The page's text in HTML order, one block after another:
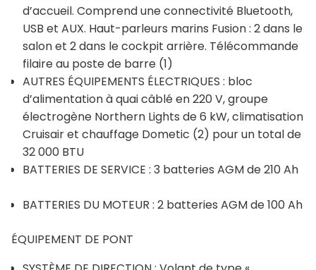
d’accueil. Comprend une connectivité Bluetooth,
USB et AUX. Haut-parleurs marins Fusion : 2 dans le
salon et 2 dans le cockpit arrière. Télécommande
filaire au poste de barre (1)
AUTRES ÉQUIPEMENTS ÉLECTRIQUES : bloc
d’alimentation à quai câblé en 220 V, groupe
électrogène Northern Lights de 6 kW, climatisation
Cruisair et chauffage Dometic (2) pour un total de
32 000 BTU
BATTERIES DE SERVICE : 3 batteries AGM de 210 Ah
BATTERIES DU MOTEUR : 2 batteries AGM de 100 Ah
ÉQUIPEMENT DE PONT